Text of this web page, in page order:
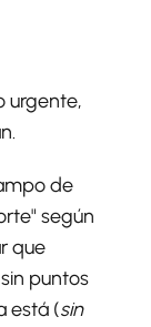
urgente,
de
según
que
puntos
está (sin